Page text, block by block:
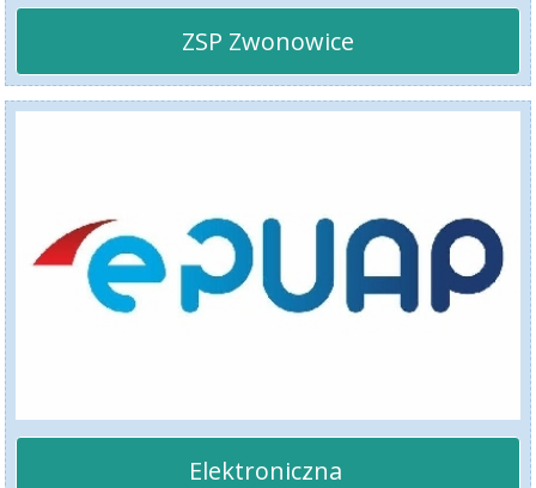
ZSP Zwonowice
Elektroniczna